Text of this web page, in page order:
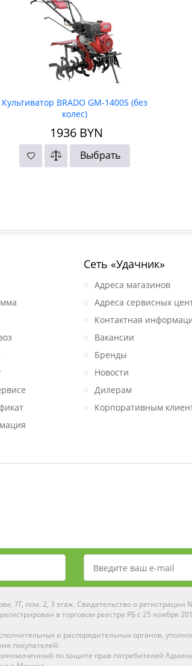
Культиватор BRADO GM-1400S (без
колес)
1936 BYN
Выбрать
Сеть «Удачник»
Адреса магазинов
Адреса сервисных
Контактная
Вакансии
Бренды
Новости
Дилерам
Корпоративным
7Г, пом. 2, 3 этаж. Свидетельство о регистрации
в торговом реестре РБ с 25 ноября
и распорядительных органов,
покупателей:
по защите прав потребителей